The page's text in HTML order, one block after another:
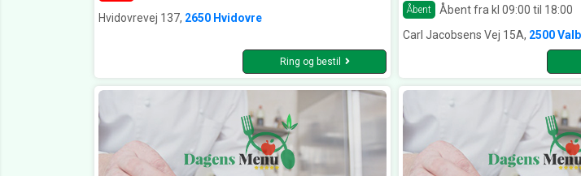
Hvidovrevej 137, 2650 Hvidovre
Ring og bestil
Åbent
Åbent fra kl 09:00 til 18:00
Carl Jacobsens Vej 15A, 2500